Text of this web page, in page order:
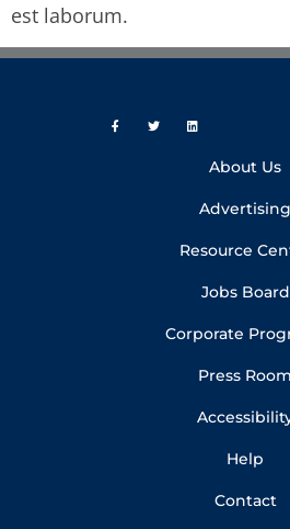
est laborum.
About Us
Advertising
Resource
Jobs Board
Corporate
Press Room
Help
Contact